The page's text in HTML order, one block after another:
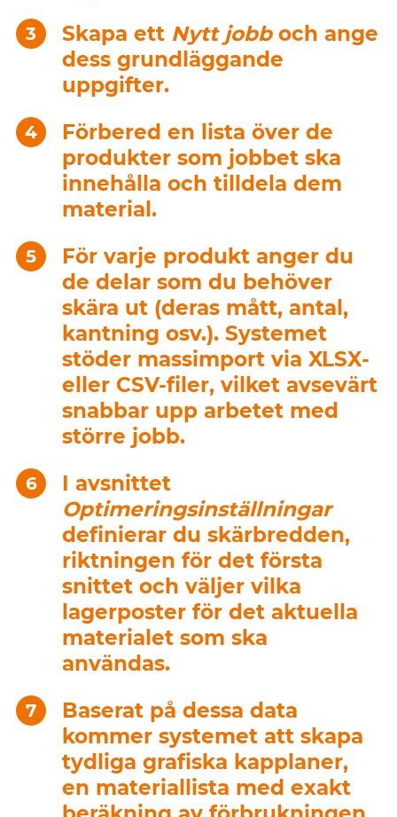
Skapa ett Nytt jobboch ange
dess grundläggande
uppgifter.
Förbered en lista över de
produkter som jobbet ska
innehålla och tilldela dem
material.
För varje produkt anger du
de delar som du behöver
skära ut (deras mått, antal,
kantning osv.). Systemet
stöder massimport via XLSX-
eller CSV-filer, vilket avsevärt
snabbar upp arbetet med
större jobb.
I avsnittet
Optimeringsinställningar
definierar du skärbredden,
riktningen för det första
snittet och väljer vilka
lagerposter för det aktuella
materialet som ska
användas.
Baserat på dessa data
kommer systemet att skapa
tydliga grafiska kapplaner,
en materiallista med exakt